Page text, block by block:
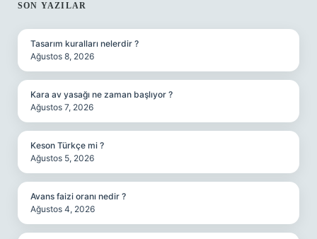
SIDEBAR
SON YAZILAR
Tasarım kuralları nelerdir ?
Ağustos 8, 2026
Kara av yasağı ne zaman başlıyor ?
Ağustos 7, 2026
Keson Türkçe mi ?
Ağustos 5, 2026
Avans faizi oranı nedir ?
Ağustos 4, 2026